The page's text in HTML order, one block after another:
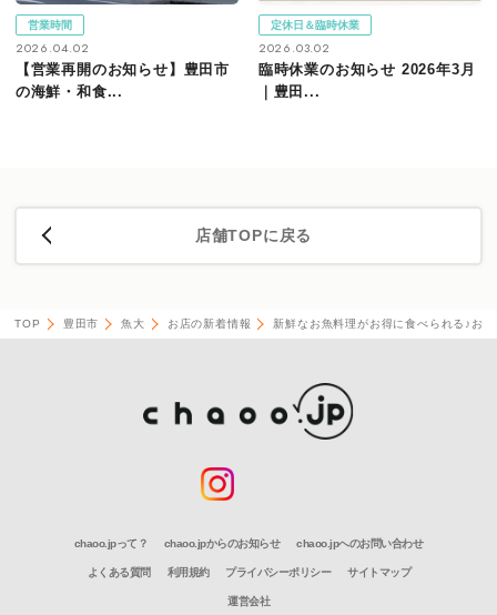
営業時間
2026.04.02
【営業再開のお知らせ】豊田市
の海鮮・和食...
定休日＆臨時休業
2026.03.02
臨時休業のお知らせ 2026年3月
｜豊田...
店舗TOPに戻る
TOP 豊田市 魚大 お店の新着情報 新鮮なお魚料理がお得に食べられる♪お
chaoo.jpって？ chaoo.jpからのお知らせ chaoo.jpへのお問い合わせ
よくある質問 利用規約 プライバシーポリシー サイトマップ
運営会社